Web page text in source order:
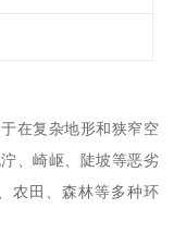
在复杂地形和狭窄空
、崎岖、陡坡等恶劣
农田、森林等多种环